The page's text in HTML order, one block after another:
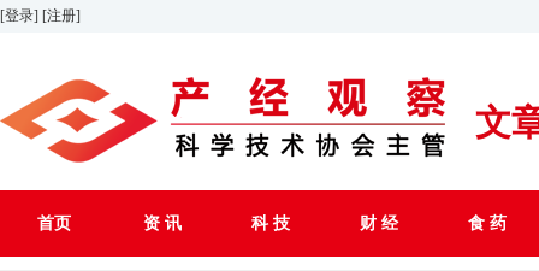
[登录] [注册]
文
首页 资 讯 科 技 财 经 食 药